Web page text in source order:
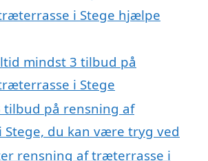
i Stege hjælpe
mindst 3 tilbud på
i Stege
tilbud på rensning af
du kan være tryg ved
rensning af træterrasse i